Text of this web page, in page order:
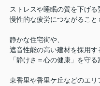
ストレスや睡眠の質を下げる
慢性的な疲労につながること
静かな住宅街や、
遮音性能の高い建材を採用す
「静けさ＝心の健康」を守
東香里や香里ケ丘などのエリ